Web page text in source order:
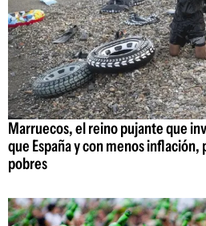
Marruecos, el reino pujante que
que España y con menos inflación,
pobres